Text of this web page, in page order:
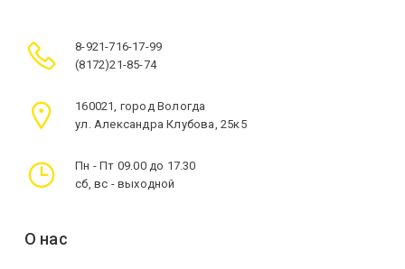
8-921-716-17-99
(8172)21-85-74
160021, город Вологда
ул. Александра Клубова, 25к5
Пн - Пт 09.00 до 17.30
сб, вс - выходной
О нас